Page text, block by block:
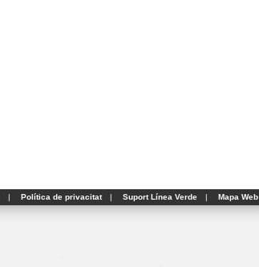
| Política de privacitat | Suport Línea Verde | Mapa Web